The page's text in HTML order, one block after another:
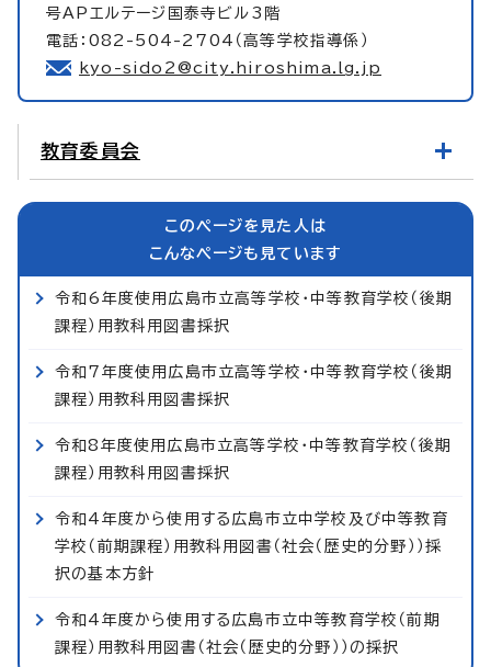
号APエルテージ国泰寺ビル3階
電話：082-504-2704（高等学校指導係）
kyo-sido2@city.hiroshima.lg.jp
教育委員会
このページを見た人は
こんなページも見ています
令和6年度使用広島市立高等学校・中等教育学校（後期
課程）用教科用図書採択
令和7年度使用広島市立高等学校・中等教育学校（後期
課程）用教科用図書採択
令和8年度使用広島市立高等学校・中等教育学校（後期
課程）用教科用図書採択
令和4年度から使用する広島市立中学校及び中等教育
学校（前期課程）用教科用図書（社会（歴史的分野））採
択の基本方針
令和4年度から使用する広島市立中等教育学校（前期
課程）用教科用図書（社会（歴史的分野））の採択